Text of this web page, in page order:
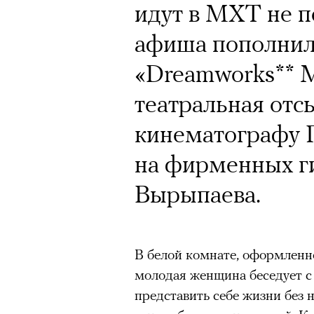
идут в МХТ не
афиша
«Dreamworks**
театральная
кинематографу
на фирменных
Вырыпаева.
В белой комнате,
молодая женщина беседует
представить себе жизни без
первых показах
темы
Подписывайтесь на
«Охота» Уэйна Вапимуквы
Ретроспектива «Красное и